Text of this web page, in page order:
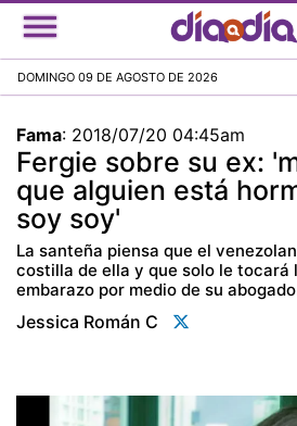
Pasar
al
DOMINGO 09 DE AGOSTO DE 2026
Fama: 2018/07/20 04:45am
Fergie sobre su ex:
que alguien está
soy soy'
La santeña piensa que el
costilla de ella y que solo le tocará
embarazo por medio de su
Jessica Román C